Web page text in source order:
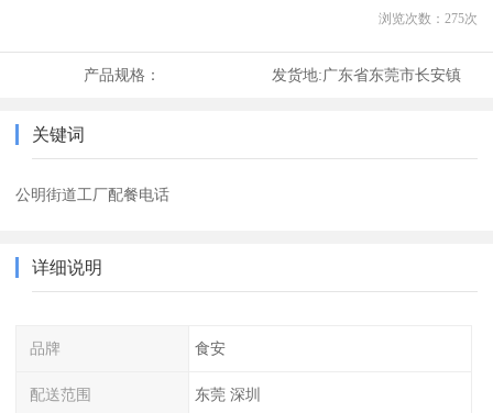
浏览次数： 275次
产品规格： 发货地:广东省东莞市长安镇
关键词
公明街道工厂配餐电话
详细说明
品牌 食安
配送范围 东莞 深圳